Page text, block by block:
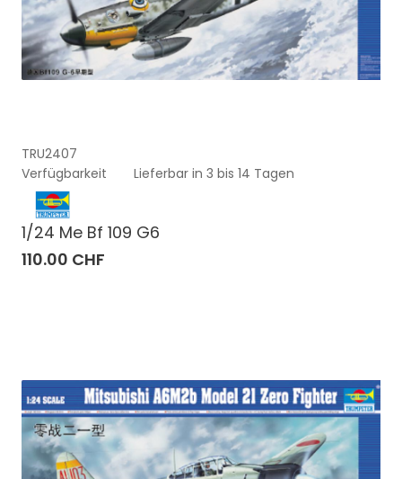
TRU2407
Verfügbarkeit
Lieferbar in 3 bis 14 Tagen
1/24 Me Bf 109 G6
110.00 CHF